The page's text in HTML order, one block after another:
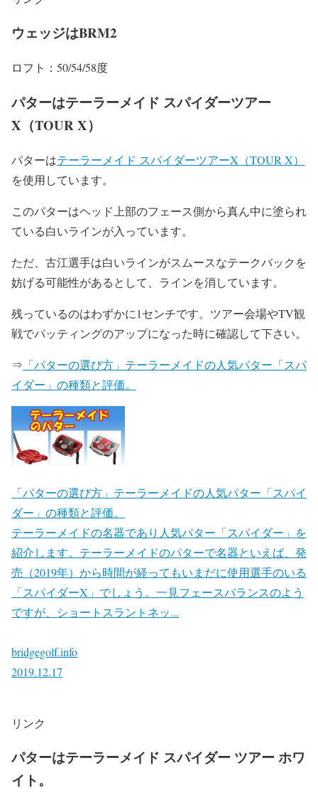
ウェッジはBRM2
ロフト：50/54/58度
パターはテーラーメイド スパイダーツアー
X（TOUR X）
パターはテーラーメイド スパイダーツアーX（TOUR X）
を使用しています。
このパターはヘッド上部のフェース側から真ん中に塗られ
ている白いラインが入っています。
ただ、古江選手は白いラインがスムースなテークバックを
妨げる可能性があるとして、ラインを消しています。
残っているのはわずかに1センチです。ツアー会場やTV観
戦でパッティングのアップになった時に確認して下さい。
⇒ 「パターの選び方」テーラーメイドの人気パター「スパ
イダー」の種類と評価。
「パターの選び方」テーラーメイドの人気パター「スパイ
ダー」の種類と評価。
テーラーメイドの名器であり人気パター「スパイダー」を
紹介します。テーラーメイドのパターで名器といえば、発
売（2019年）から時間が経ってもいまだに使用選手のいる
「スパイダーX」でしょう。一見フェースバランスのよう
ですが、ショートスラントネッ...
bridgegolf.info
2019.12.17
リンク
パターはテーラーメイド スパイダー ツアー ホワ
イト。